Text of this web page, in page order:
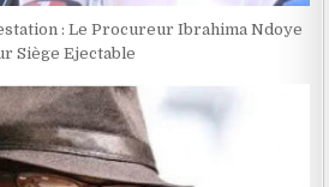
: Le Procureur Ibrahima Ndoye
Siège Ejectable